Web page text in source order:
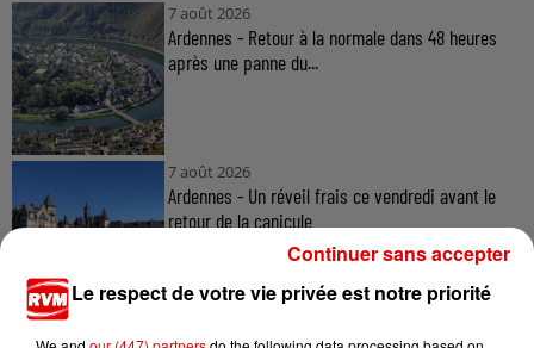
7 août 2026
Ardennes - Retour à la normale dans 48 heures
après une panne du...
7 août 2026
Ardennes - Un réveil frais ce vendredi avant le
retour de la canicule
Le respect de votre vie privée est notre priorité
Continuer sans accepter